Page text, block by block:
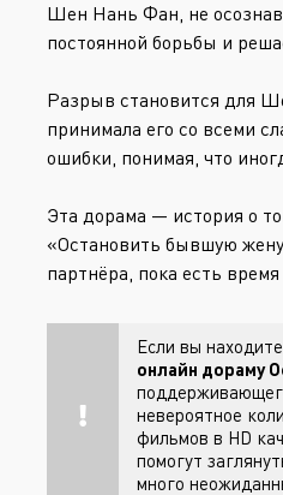
Шен Нань Фан, не
постоянной борьбы и
Разрыв становится для
принимала его со всеми
ошибки, понимая, что
Эта дорама — история о
«Остановить бывшую
партнёра, пока есть
Если вы
онлайн дораму
невероятное
фильмов в HD
помогут
много